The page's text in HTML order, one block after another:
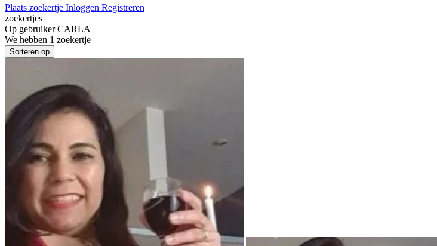
Plaats zoekertje Inloggen Registreren
zoekertjes
Op gebruikerCARLA
We hebben 1 zoekertje
Sorteren op